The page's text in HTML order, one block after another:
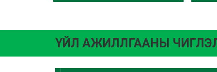
ҮЙЛ АЖИЛЛГААНЫ